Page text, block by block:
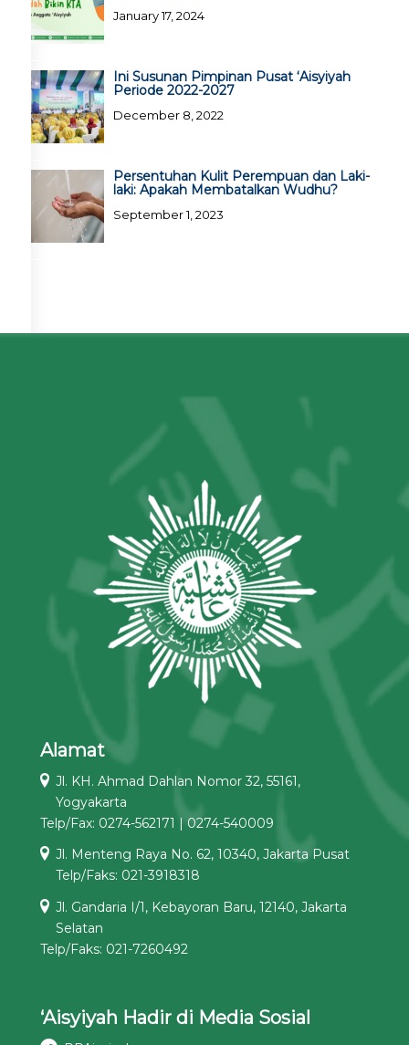
January 17, 2024
Ini Susunan Pimpinan Pusat ‘Aisyiyah
Periode 2022-2027
December 8, 2022
Persentuhan Kulit Perempuan dan Laki-
laki: Apakah Membatalkan Wudhu?
September 1, 2023
Alamat
Jl. KH. Ahmad Dahlan Nomor 32, 55161,
Yogyakarta
Telp/Fax: 0274-562171 | 0274-540009
Jl. Menteng Raya No. 62, 10340, Jakarta Pusat
Telp/Faks: 021-3918318
Jl. Gandaria I/1, Kebayoran Baru, 12140, Jakarta
Selatan
Telp/Faks: 021-7260492
‘Aisyiyah Hadir di Media Sosial